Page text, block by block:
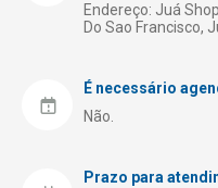
Endereço: Juá
Do Sao Francisco,
É necessário
Não.
Prazo para